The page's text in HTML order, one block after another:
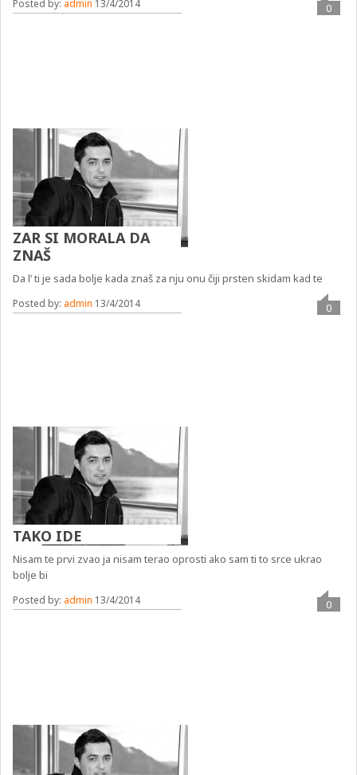
Posted by: admin 13/4/2014 0
ZAR SI MORALA DA
ZNAŠ
Da l’ ti je sada bolje kada znaš za nju onu čiji prsten skidam kad te
Posted by: admin 13/4/2014 0
TAKO IDE
Nisam te prvi zvao ja nisam terao oprosti ako sam ti to srce ukrao
bolje bi
Posted by: admin 13/4/2014 0